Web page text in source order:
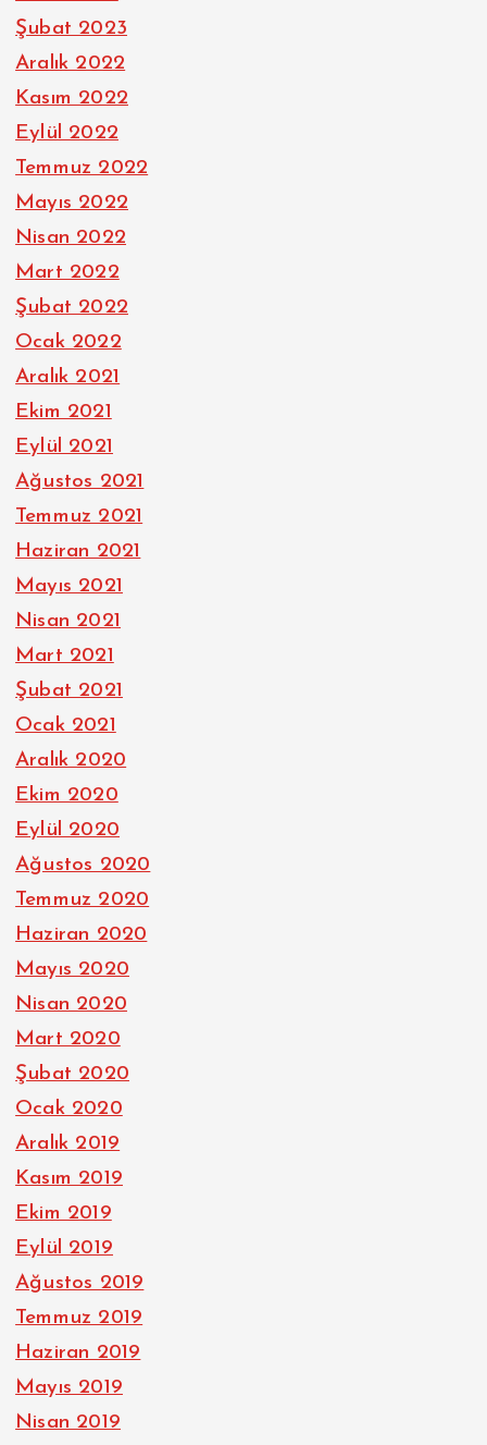
Şubat 2023
Aralık 2022
Kasım 2022
Eylül 2022
Temmuz 2022
Mayıs 2022
Nisan 2022
Mart 2022
Şubat 2022
Ocak 2022
Aralık 2021
Ekim 2021
Eylül 2021
Ağustos 2021
Temmuz 2021
Haziran 2021
Mayıs 2021
Nisan 2021
Mart 2021
Şubat 2021
Ocak 2021
Aralık 2020
Ekim 2020
Eylül 2020
Ağustos 2020
Temmuz 2020
Haziran 2020
Mayıs 2020
Nisan 2020
Mart 2020
Şubat 2020
Ocak 2020
Aralık 2019
Kasım 2019
Ekim 2019
Eylül 2019
Ağustos 2019
Temmuz 2019
Haziran 2019
Mayıs 2019
Nisan 2019